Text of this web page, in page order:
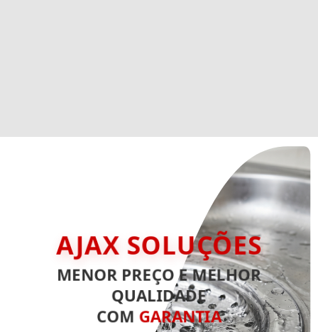
AJAX SOLUÇÕES
MENOR PREÇO E MELHOR
QUALIDADE
COM GARANTIA